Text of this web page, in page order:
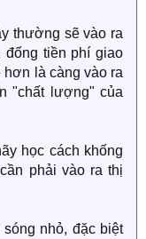
thường sẽ vào ra
đống tiền phí giao
hơn là càng vào ra
"chất lượng" của
học cách khống
phải vào ra thị
nhỏ, đặc biệt